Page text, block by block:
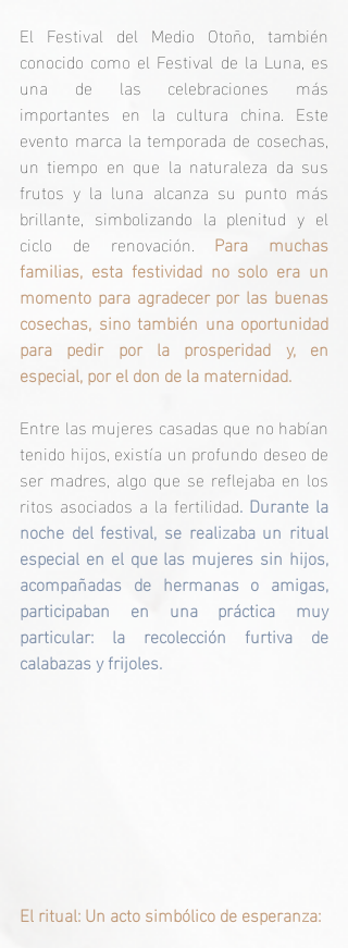
El Festival del Medio Otoño, también
conocido como el Festival de la Luna, es
una de las celebraciones más
importantes en la cultura china. Este
evento marca la temporada de cosechas,
un tiempo en que la naturaleza da sus
frutos y la luna alcanza su punto más
brillante, simbolizando la plenitud y el
ciclo de renovación. Para muchas
familias, esta festividad no solo era un
momento para agradecer por las buenas
cosechas, sino también una oportunidad
para pedir por la prosperidad y, en
especial, por el don de la maternidad.
Entre las mujeres casadas que no habían
tenido hijos, existía un profundo deseo de
ser madres, algo que se reflejaba en los
ritos asociados a la fertilidad. Durante la
noche del festival, se realizaba un ritual
especial en el que las mujeres sin hijos,
acompañadas de hermanas o amigas,
participaban en una práctica muy
particular: la recolección furtiva de
calabazas y frijoles.
El ritual: Un acto simbólico de esperanza: